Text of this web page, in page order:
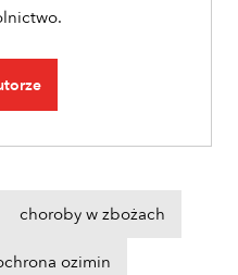
choroby w zbożach
ozimin